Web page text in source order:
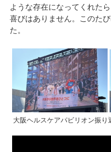
ような存在になってくれた
喜びはありません。このた
た。
大阪ヘルスケアパビリオン振り